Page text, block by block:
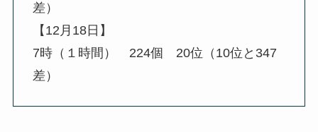
差）
【12月18日】
7時（１時間） 224個 20位（10位と347
差）